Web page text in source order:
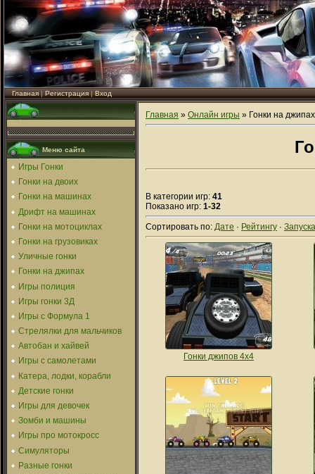
Главная | Регистрация | Вход
Меню сайта
Игры Гонки
Гонки на двоих
Гонки на машинах
Дрифт на машинах
Гонки на мотоциклах
Гонки на грузовиках
Уличные гонки
Гонки на джипах
Игры полиция
Игры гонки 3Д
Игры с Формула 1
Стрелялки для мальчиков
Автобан и хайвей
Игры с самолетами
Катера, лодки, корабли
Детские гонки
Игры для девочек
Зомби и машины
Игры про мотокросс
Симуляторы
Разные гонки
Главная » Онлайн игры » Гонки на джипах
В категории игр: 41
Показано игр: 1-32
Сортировать по: Дате · Рейтингу ·
Гонки джипов 4х4